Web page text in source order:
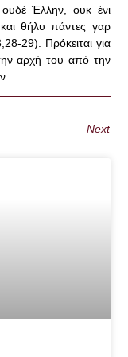
Έλλην, ουκ ένι
θήλυ πάντες γαρ
29). Πρόκειται για
αρχή του από την
Next